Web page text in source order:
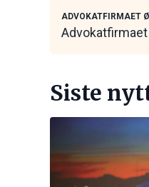
ADVOKATFIRMAET
Siste